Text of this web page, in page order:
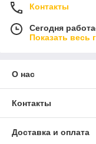
Контакты
Сегодня
Показать весь
О нас
Контакты
Доставка и оплата